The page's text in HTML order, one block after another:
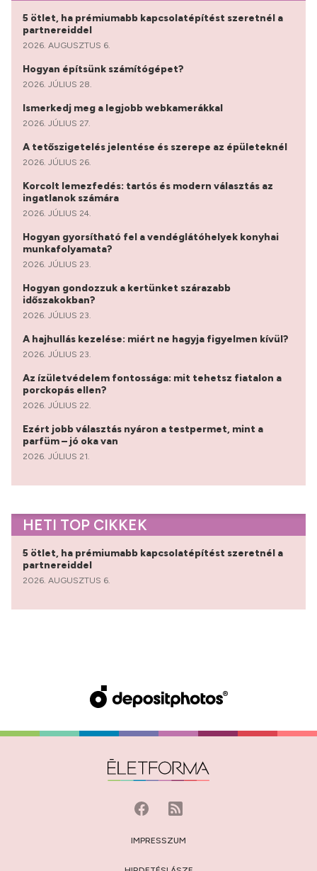
5 ötlet, ha prémiumabb kapcsolatépítést szeretnél a
partnereiddel
2026. AUGUSZTUS 6.
Hogyan építsünk számítógépet?
2026. JÚLIUS 28.
Ismerkedj meg a legjobb webkamerákkal
2026. JÚLIUS 27.
A tetőszigetelés jelentése és szerepe az épületeknél
2026. JÚLIUS 26.
Korcolt lemezfedés: tartós és modern választás az
ingatlanok számára
2026. JÚLIUS 24.
Hogyan gyorsítható fel a vendéglátóhelyek konyhai
munkafolyamata?
2026. JÚLIUS 23.
Hogyan gondozzuk a kertünket szárazabb
időszakokban?
2026. JÚLIUS 23.
A hajhullás kezelése: miért ne hagyja figyelmen kívül?
2026. JÚLIUS 23.
Az ízületvédelem fontossága: mit tehetsz fiatalon a
porckopás ellen?
2026. JÚLIUS 22.
Ezért jobb választás nyáron a testpermet, mint a
parfüm – jó oka van
2026. JÚLIUS 21.
HETI TOP CIKKEK
5 ötlet, ha prémiumabb kapcsolatépítést szeretnél a
partnereiddel
2026. AUGUSZTUS 6.
IMPRESSZUM